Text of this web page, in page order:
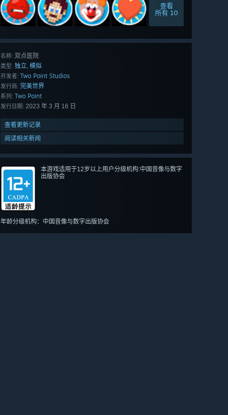
查看
所有 10
名称: 双点医院
类型: 独立, 模拟
开发者: Two Point Studios
发行商: 完美世界
系列: Two Point
发行日期: 2023 年 3 月 16 日
查看更新记录
阅读相关新闻
本游戏适用于12岁以上用户分级机构:中国音像与数字
出版协会
年龄分级机构：中国音像与数字出版协会